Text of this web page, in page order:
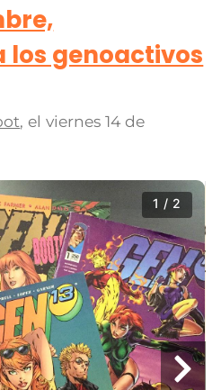
los genoactivos
, elviernes 14 de
1 / 2